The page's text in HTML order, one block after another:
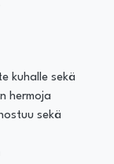
kuhalle sekä
hermoja
sekä